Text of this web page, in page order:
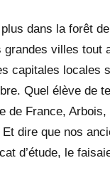
dans la forêt
grandes villes tout
capitales locales
Quel élève de
de France, Arbois,
dire que nos
d’étude, le